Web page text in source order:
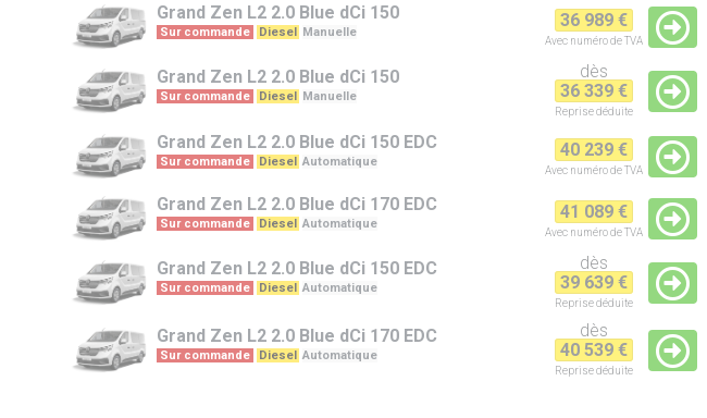
Grand Zen L2 2.0 Blue dCi 150
Sur commande Diesel Manuelle
36 989 €
Avec numéro de TVA
Grand Zen L2 2.0 Blue dCi 150
Sur commande Diesel Manuelle
dès
36 339 €
Reprisedéduite
Grand Zen L2 2.0 Blue dCi 150 EDC
Sur commande Diesel Automatique
40 239 €
Avec numéro de TVA
Grand Zen L2 2.0 Blue dCi 170 EDC
Sur commande Diesel Automatique
41 089 €
Avec numéro de TVA
Grand Zen L2 2.0 Blue dCi 150 EDC
Sur commande Diesel Automatique
dès
39 639 €
Reprisedéduite
Grand Zen L2 2.0 Blue dCi 170 EDC
Sur commande Diesel Automatique
dès
40 539 €
Reprisedéduite